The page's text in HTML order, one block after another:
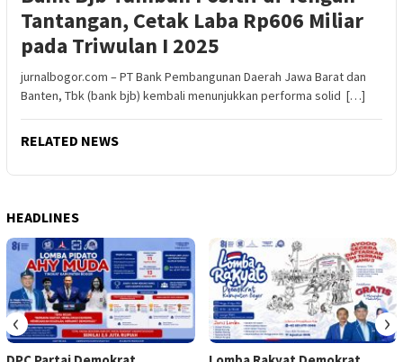
Tantangan, Cetak Laba Rp606 Miliar
pada Triwulan I 2025
jurnalbogor.com – PT Bank Pembangunan Daerah Jawa Barat dan
Banten, Tbk (bank bjb) kembali menunjukkan performa solid […]
RELATED NEWS
HEADLINES
‹ ›